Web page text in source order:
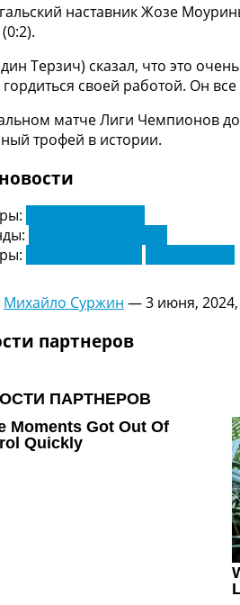
футбола
Трансферы
прогнозов
Правила
Коллективный прогноз
Чемпионат Мира
Украина. Первая Лига
Лига Чемпионов
Англия. Премьер Лига
Испания. Ла Лига
Таблицы групп Чемпионата
Лига Чемпионов. Таблицы
наставник Жозе
Терзич) сказал, что это
своей работой. Он
матче Лиги Чемпионов
трофей в истории.
Михайло Суржин —3 июня,
партнеров